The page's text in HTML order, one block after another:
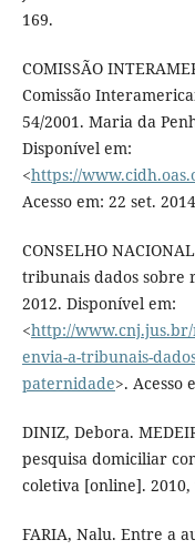
169.
COMISSÃO
Comissão
54/2001. Maria da
Disponível em:
<https://
Acesso em: 22 set.
CONSELHO
tribunais dados sobre
2012. Disponível em:
<http://
envia-a-tribunais-
paternidade>. Acesso
DINIZ, Debora.
pesquisa domiciliar
coletiva [online]. 2010,
FARIA, Nalu. Entre a